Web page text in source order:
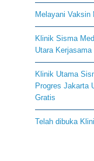
Melayani Vaksin
Klinik Sisma
Utara
Klinik Utama
Progres Jakarta
Gratis
Telah dibuka